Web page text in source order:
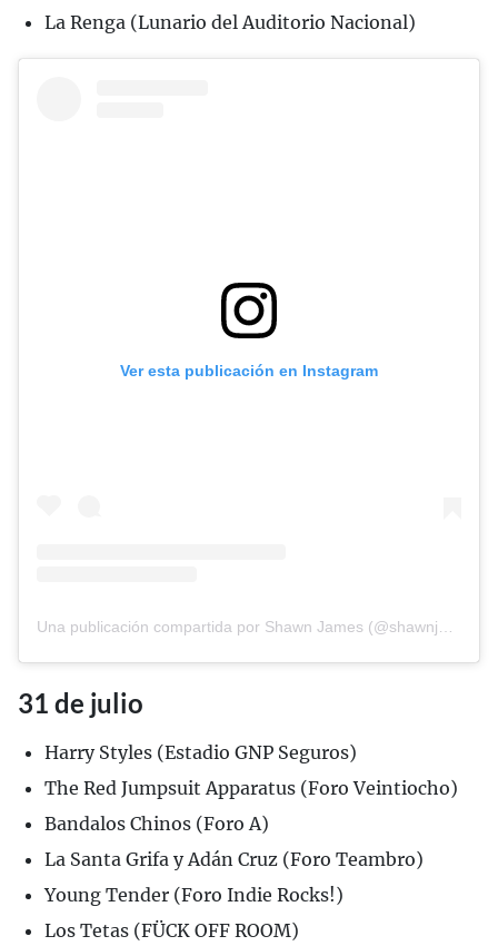
La Renga (Lunario del Auditorio Nacional)
Ver esta publicación en Instagram
Una publicación compartida por Shawn James (@shawnjamesmusic)
31 de julio
Harry Styles (Estadio GNP Seguros)
The Red Jumpsuit Apparatus (Foro Veintiocho)
Bandalos Chinos (Foro A)
La Santa Grifa y Adán Cruz (Foro Teambro)
Young Tender (Foro Indie Rocks!)
Los Tetas (FÜCK OFF ROOM)